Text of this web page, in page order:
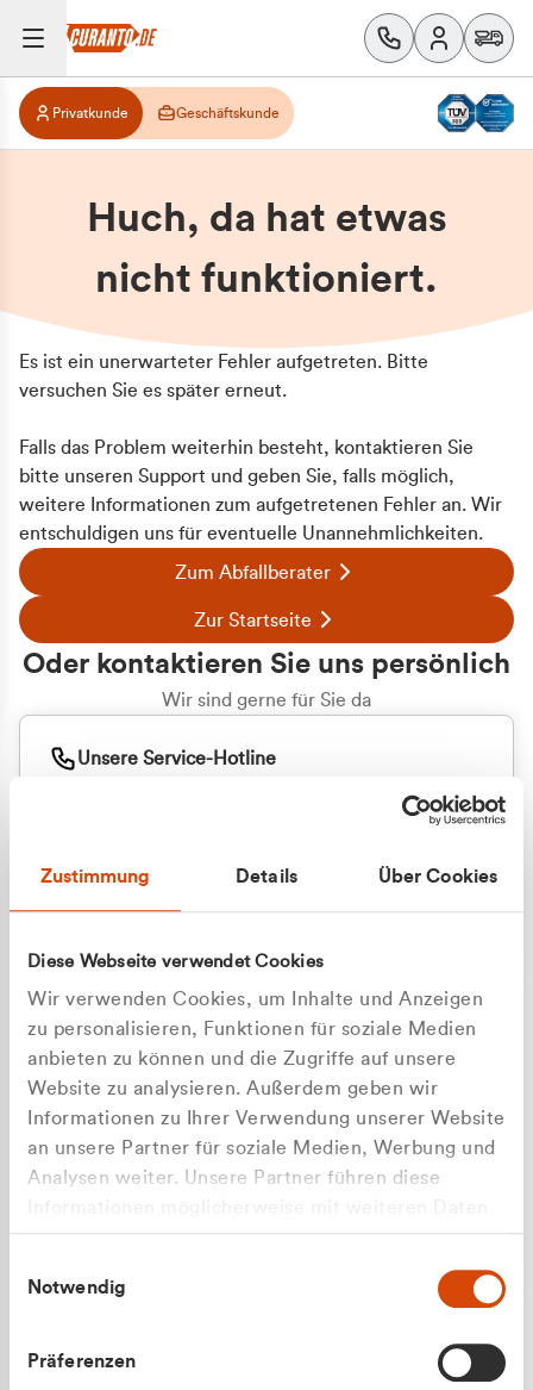
Zustimmung Details Über Cookies
Diese Webseite verwendet Cookies
Wir verwenden Cookies, um Inhalte und Anzeigen
zu personalisieren, Funktionen für soziale Medien
anbieten zu können und die Zugriffe auf unsere
Website zu analysieren. Außerdem geben wir
Informationen zu Ihrer Verwendung unserer Website
an unsere Partner für soziale Medien, Werbung und
Analysen weiter. Unsere Partner führen diese
gesammelt haben.
Notwendig
Präferenzen
Privatkunde Geschäftskunde
Huch, da hat etwas
nicht funktioniert.
Es ist ein unerwarteter Fehler aufgetreten. Bitte
versuchen Sie es später erneut.
Falls das Problem weiterhin besteht, kontaktieren Sie
bitte unseren Support und geben Sie, falls möglich,
weitere Informationen zum aufgetretenen Fehler an. Wir
entschuldigen uns für eventuelle Unannehmlichkeiten.
Zum Abfallberater
Zur Startseite
Oder kontaktieren Sie uns persönlich
Wir sind gerne für Sie da
Unsere Service-Hotline
+49 177 8376058
Apilash Balanesan